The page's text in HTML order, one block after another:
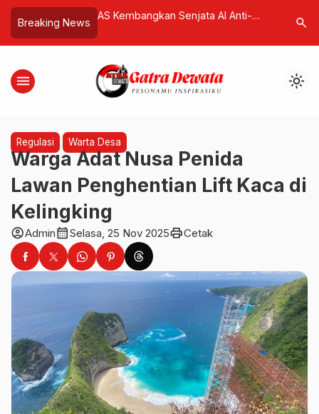
Breaking News
Senjata AI Anti-
Mampu Lumpuhkan 50
Tanpa Tembakan
Waisak, Momentum Menebar Cinta
Kehidupan
search
menu light_mode
Regulasi Warta Desa
Warga Adat Nusa Penida
Lawan Penghentian Lift Kaca di
Kelingking
account_circleAdmincalendar_monthSelasa, 25 Nov 2025printCetak